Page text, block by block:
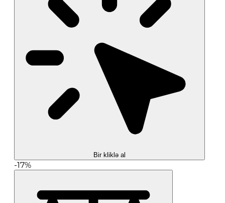
Bir kliklə al
-17%